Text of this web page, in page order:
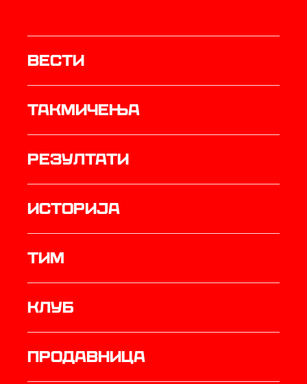
Вести
Такмичења
резултати
историја
ТИМ
Клуб
продавница